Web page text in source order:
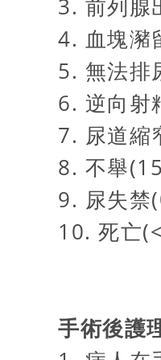
3. 前列腺
4. 血塊瀦
5. 無法排
6. 逆向射
7. 尿道縮
8. 不舉
9. 尿失禁
10. 死亡
手術後護